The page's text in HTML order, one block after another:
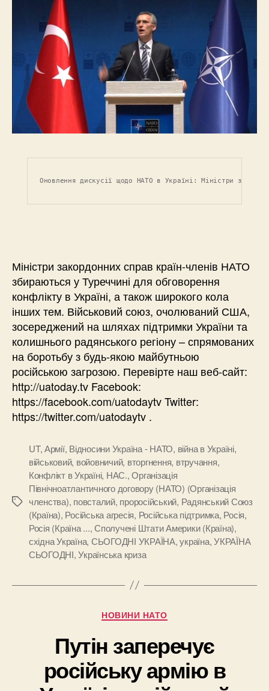
Оновлення дискусії щодо НАТО в Україні: Міністри
Міністри закордонних справ країн-членів НАТО
збираються у Туреччині для обговорення
конфлікту в Україні, а також широкого кола
інших тем. Військовий союз, очолюваний США,
зосереджений на шляхах підтримки України та
колишнього радянського регіону – спрямованих
на боротьбу з будь-якою майбутньою
російською загрозою. Перевірте наш веб-сайт:
http://uatoday.tv Facebook:
https://facebook.com/uatodaytv Twitter:
https://twitter.com/uatodaytv .
Позначки
UT,Армії, Відносини Україна - НАТО, війна в Україні,
військовий, войовничий, вторгнення, втручання,
Конфлікт в Україні, НАС.,Організація
Північноатлантичного договору (НАТО) (Організація
членства), повсталий, проросійський, Радянський Союз
(Країна), Російська агресія, Російська підтримка, Росія,
Росія (Країна ...,Сполучені Штати Америки (Країна),
східна Україна, СЬОГОДНІ УКРАЇНА,україна,УКРАЇНА
СЬОГОДНІ,Українська криза
Категорії
НОВИНИ НАТО
Путін заперечує
російську армію в